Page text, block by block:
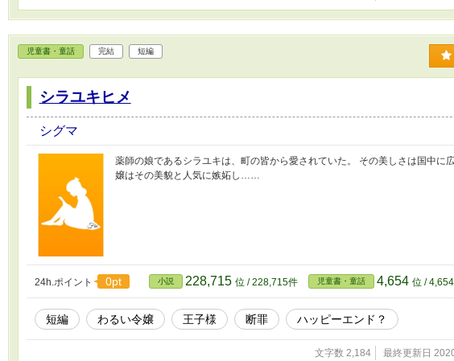
児童書・童話 完結 短編
シラユキヒメ
シグマ
薬師の娘であるシラユキは、町の皆から愛されていた。 その美しさは国中に
嬢はその美貌と人気に嫉妬し……
24h.ポイント 0pt 小説 228,715 位 / 228,715件 児童書・童話 4,654 位 /
短編 わるい令嬢 王子様 断罪 ハッピーエンド？
文字数 2,184 最終更新日